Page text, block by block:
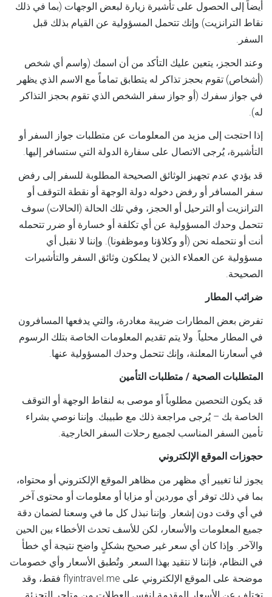
أيضاً إلى الحصول على تأشيرة زيارة لبعض الوجهات (بما في ذلك
نقاط الترانزيت) وإنك تتحمل المسؤولية عن القيام بذلك قبل
السفر.
وعند الحجز، يتعين عليك التأكد من أن اسمك (واسم أي شخص
(أشخاص) تقوم بحجز تذاكر له يتطابق تماماً مع الاسم الذي يظهر
في جواز سفرك (أو جواز سفر الشخص الذي تقوم بحجز التذاكر
له).
إذا احتجت إلى مزيد من المعلومات عن متطلبات جواز السفر أو
التأشيرة، يُرجى الاتصال على سفارة الدولة التي ستسافر إليها.
قد يؤدي عدم تجهيز الوثائق الصحيحة المطلوبة للسفر إلى رفض
سفر المسافر أو رفض دخوله دولة الوجهة أو نقطة التوقف أو
الترانزيت أو الترحيل أو الحجز، وفي تلك الحالة (الحالات) سوف
تتحمل وحدك المسؤولية عن أي تكلفة أو خسارة أو ضرر تتحمله
أنت أو نتحمله نحن (أو وكلاؤنا وموظفونا). وإننا لا نقبل أي
مسؤولية عن العملاء الذين لا يملكون وثائق السفر والتأشيرات
الصحيحة.
ضرائب المطار
تفرض بعض المطارات ضريبة مغادرة، والتي يدفعها المسافرون
في المطار محلياً. ولا يتم تقديم المعلومات الخاصة بتلك الرسوم
في أسعارنا المعلنة، وإنك تتحمل وحدك المسؤولية عنها.
المتطلبات الصحية / متطلبات التأمين
قد يكون التحصين مطلوباً أو موصى به لنقاط الوجهة أو التوقف
الخاصة بك – يُرجى مراجعة ذلك مع طبيبك. وإننا نوصي بشراء
تأمين السفر المناسب لجميع رحلات السفر الخارجية.
حجوزات الموقع الإلكتروني
يجوز لنا تغيير أي مظهر من مظاهر الموقع الإلكتروني أو محتواه،
بما في ذلك توفر أي موردين أو مزايا أو معلومات أو محتوى آخر
في أي وقت دون إشعار. وإننا نبذل كل ما في وسعنا لضمان دقة
جميع المعلومات والأسعار، لكن للأسف تحدث الأخطاء بين الحين
والآخر. وإذا كان أي سعر غير صحيح بشكلٍ واضح نتيجة أي خطأ
في النظام، فإننا لا نتقيد بهذا السعر. وتُطبق الأسعار وأي خصومات
موضحة على الموقع الإلكتروني على flyintravel.me فقط، وقد
تختلف عن الأسعار المقدمة لنفس العطلات من متاجر التجزئة